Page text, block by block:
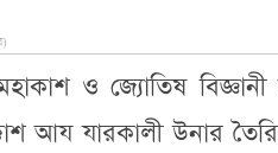
ও জ্যোতিষ
আয যারকালী উনার